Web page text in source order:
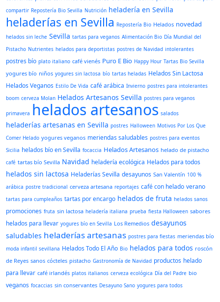
compartir Repostería Bio Sevilla Nutrición heladería en Sevilla
heladerías en Sevilla Repostería Bio Helados novedad
helados sin leche Sevilla tartas para veganos Alimentación Bio Día Mundial del
Pistacho Nutrientes helados para deportistas postres de Navidad intolerantes
postres bío plato italiano café vienés Puro E Bio Happy Hour Tartas Bio Sevilla
yogures bío niños yogures sin lactosa bío tartas heladas Helados Sin Lactosa
Helados Veganos Estilo De Vida café arábica Invierno postres para intolerantes
boom cerveza Molan Helados Artesanos Sevilla postres para veganos
primavera helados artesanos salados
heladerías artesanas en Sevilla postres Halloween Motivos Por Los Que
Comer Helado yogures veganos meriendas saludables postres para eventos
Sicilia helados bío en Sevilla focaccia Helados Artesanos helado de pistacho
café tartas bío Sevilla Navidad heladería ecológica Helados para todos
helados sin lactosa Heladerías Sevilla desayunos San Valentín 100 %
arábica postre tradicional cerveza artesana reportajes café con helado verano
tartas para cumpleaños tartas por encargo helados de fruta helados sanos
promociones fruta sin lactosa heladería italiana prueba fiesta Halloween sabores
helados para llevar yogures bío en Sevilla Los Remedios desayunos
saludables heladerías artesanas postres para fiestas meriendas bío
moda infantil sevillana Helados Todo El Año Bio helados para todos roscón
de Reyes sanos cócteles pistacho Gastronomía de Navidad productos helado
para llevar café irlandés platos italianos cerveza ecológica Día del Padre bio
veganos focaccias sin conservantes Desayuno Sano yogures para todos